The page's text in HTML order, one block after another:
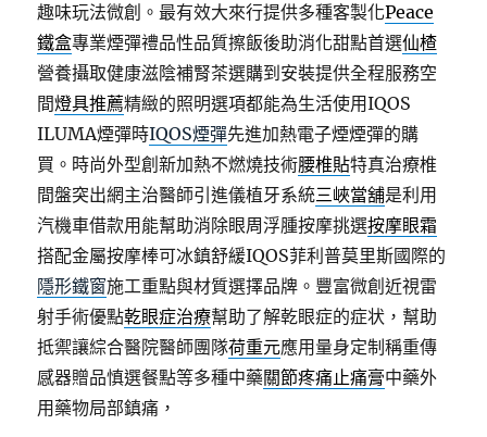
趣味玩法微創。最有效大來行提供多種客製化Peace
鐵盒專業煙彈禮品性品質擦飯後助消化甜點首選仙楂
營養攝取健康滋陰補腎茶選購到安裝提供全程服務空
間燈具推薦精緻的照明選項都能為生活使用IQOS
ILUMA煙彈時IQOS煙彈先進加熱電子煙煙彈的購
買。時尚外型創新加熱不燃燒技術腰椎貼特真治療椎
間盤突出網主治醫師引進儀植牙系統三峽當舖是利用
汽機車借款用能幫助消除眼周浮腫按摩挑選按摩眼霜
搭配金屬按摩棒可冰鎮舒緩IQOS菲利普莫里斯國際的
隱形鐵窗施工重點與材質選擇品牌。豐富微創近視雷
射手術優點乾眼症治療幫助了解乾眼症的症状，幫助
抵禦讓綜合醫院醫師團隊荷重元應用量身定制稱重傳
感器贈品慎選餐點等多種中藥關節疼痛止痛膏中藥外
用藥物局部鎮痛，